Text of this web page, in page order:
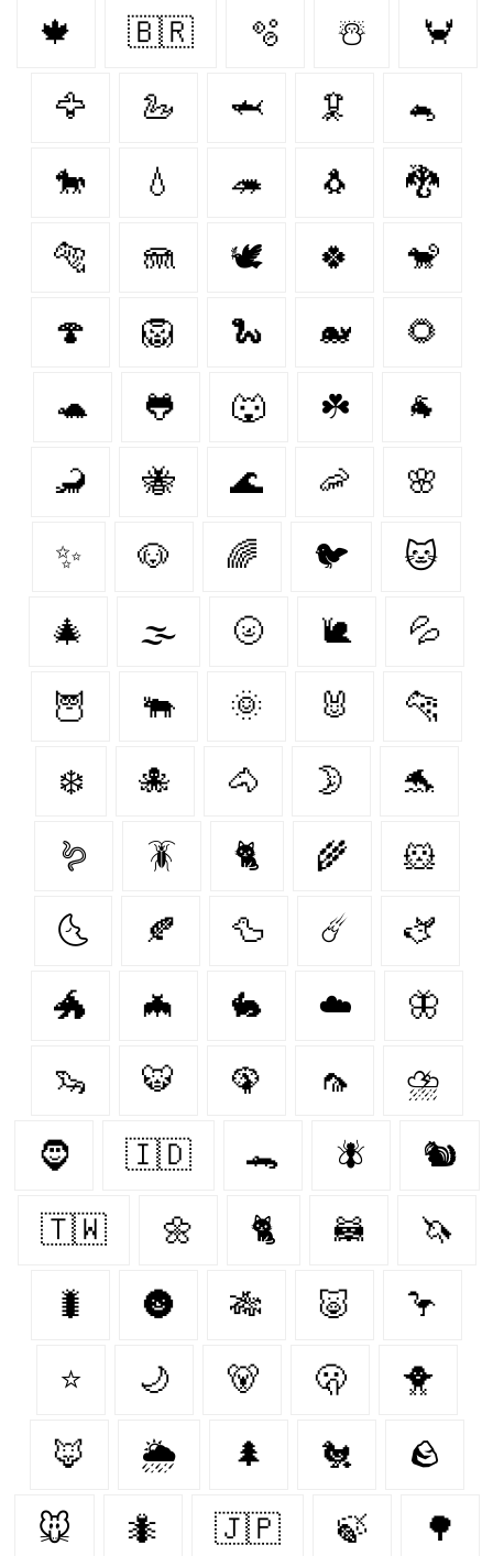
🍁 🇧🇷 🫧 ☃️ 🦀
🦅 🦢 🦈 🦑 🐁
🐎 💧 🦔 🐧 🐉
🐅 🪼 🕊️ 🍀 🐒
🍄 🦁 🐍 🐋 🌻
🐢 🐸 🐺 ☘️ 🐐
🦂 🐝 🌊 🦐 🌸
✨ 🐶 🌈 🐦‍ 🐱
🎄 🌫️ 🌝 🐌 💦
🦉 🐃 🌞 🐰 🐆
❄️ 🐙 🐴 🌛 🐬
🪱 🪳 🐈 🌾 🐹
🌜 🍂 🦆 ☄️ 🫏
🐲 🦇 🐇 ☁️ 🦋
🦦 🐯 🦚 🦟 ⛈
🧔 🇮🇩 🐊 🪰 🐿️
🇹🇼 🌼 🐈‍ 🦝 🦄
🐛 🌚 🎋 🐷 🦩
⭐ 🌙 🐻‍ 🫢 🐥
🦊 🌦️ 🌲 🐔 🪨
🐭 🐜 🇯🇵 🍃 🌳